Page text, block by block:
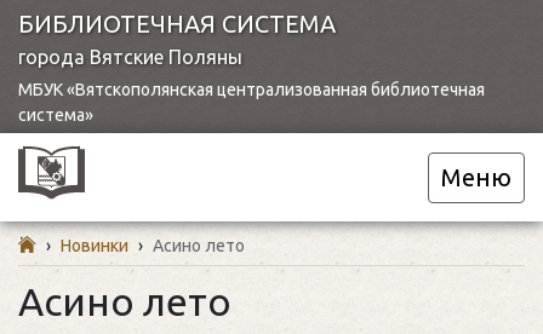
БИБЛИОТЕЧНАЯ СИСТЕМА
города Вятские Поляны
МБУК «Вятскополянская централизованная библиотечная
система»
Меню
› Новинки › Асино лето
Асино лето